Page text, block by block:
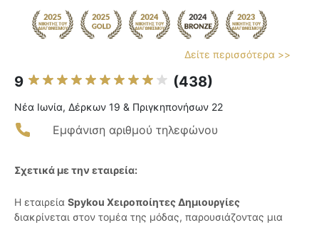
Δείτε περισσότερα >>
9 (438)
Νέα Ιωνία, Δέρκων 19 & Πριγκηπονήσων 22
Εμφάνιση αριθμού τηλεφώνου
Σχετικά με την εταιρεία:
Η εταιρεία Spykou Χειροποίητες Δημιουργίες
διακρίνεται στον τομέα της μόδας, παρουσιάζοντας μια